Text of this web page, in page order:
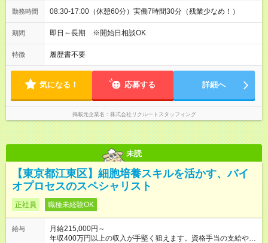
勤務時間 08:30-17:00（休憩60分）実働7時間30分（残業少なめ！）
期間 即日～長期 ※開始日相談OK
特徴 履歴書不要
気になる！ 応募する 詳細へ
掲載元企業名 株式会社リクルートスタッフィング
未読
【東京都江東区】細胞培養スキルを活かす、バイ
オプロセスのスペシャリスト
正社員 職種未経験OK
給与
月給215,000円～
年収400万円以上の収入が手堅く狙えます。資格手当の支給や、